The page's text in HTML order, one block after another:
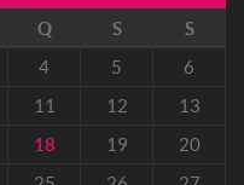
Q S
S
4 5
6
11 12
13
18 19
20